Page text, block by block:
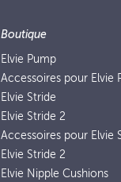
Boutique
Elvie Pump
Accessoires pour Elvie
Elvie Stride
Elvie Stride 2
Accessoires pour Elvie
Elvie Stride 2
Elvie Nipple Cushions